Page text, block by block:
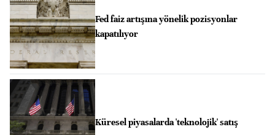
Fed faiz artışına yönelik pozisyonlar
kapatılıyor
Küresel piyasalarda 'teknolojik' satış